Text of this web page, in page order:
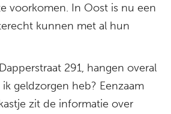
voorkomen. In Oost is nu een
kunnen met al hun
291, hangen overal
geldzorgen heb? Eenzaam
zit de informatie over